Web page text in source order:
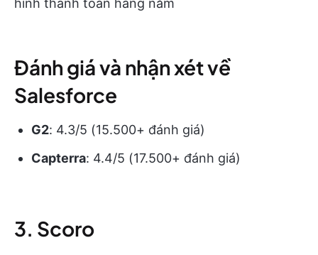
hình thanh toán hàng năm
Đánh giá và nhận xét về
Salesforce
G2: 4.3/5 (15.500+ đánh giá)
Capterra: 4.4/5 (17.500+ đánh giá)
3. Scoro